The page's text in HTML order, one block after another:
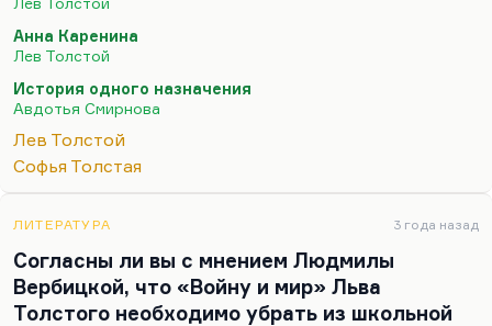
поводу перестройки управления имением,
заботу о доме, о хозяйстве, – этот брак можно
назвать идеальным. Тем более, что она лучший
его пониматель и лучшая его собеседница.
Толстого подошла Дуня Смирнова в фильме
Анна Каренина
Лев Толстой
История одного назначения
Авдотья Смирнова
Лев Толстой
Софья Толстая
ЛИТЕРАТУРА 3 года назад
Согласны ли вы с мнением Людмилы
Вербицкой, что «Войну и мир» Льва
Толстого необходимо убрать из школьной